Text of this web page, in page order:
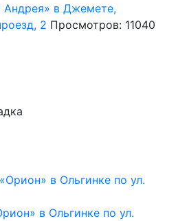
Андрея» в Джемете,
2 Просмотров: 11040
в Ольгинке по ул.